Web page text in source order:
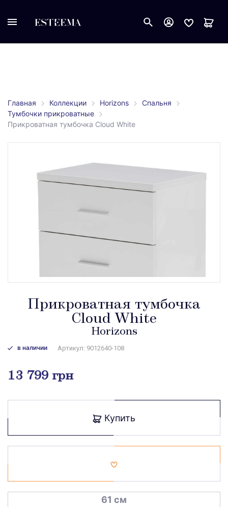
Главная Коллекции Horizons
Спальня
Тумбочки прикроватные
Прикроватная тумбочка Cloud White
Прикроватная тумбочка
Cloud White
Horizons
в наличии Артикул: 9012640-108
61 см
13 799 грн
Купить